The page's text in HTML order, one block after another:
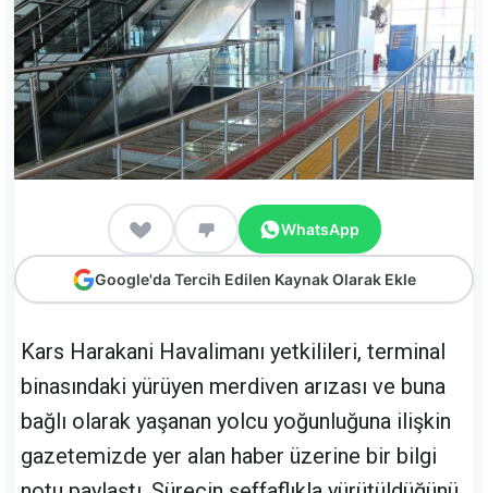
WhatsApp
Google'da Tercih Edilen Kaynak Olarak Ekle
Kars Harakani Havalimanı yetkilileri, terminal
binasındaki yürüyen merdiven arızası ve buna
bağlı olarak yaşanan yolcu yoğunluğuna ilişkin
gazetemizde yer alan haber üzerine bir bilgi